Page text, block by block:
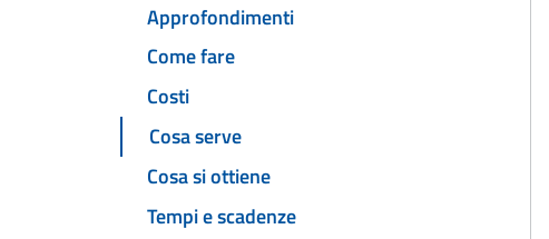
Approfondimenti
Come fare
Costi
Cosa serve
Cosa si ottiene
Tempi e scadenze